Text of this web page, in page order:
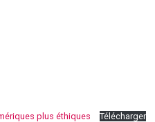
plus éthiques Télécharger